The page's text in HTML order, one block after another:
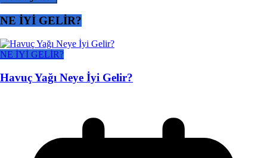
NE İYİ GELİR?
NE İYİ GELİR?
Havuç Yağı Neye İyi Gelir?